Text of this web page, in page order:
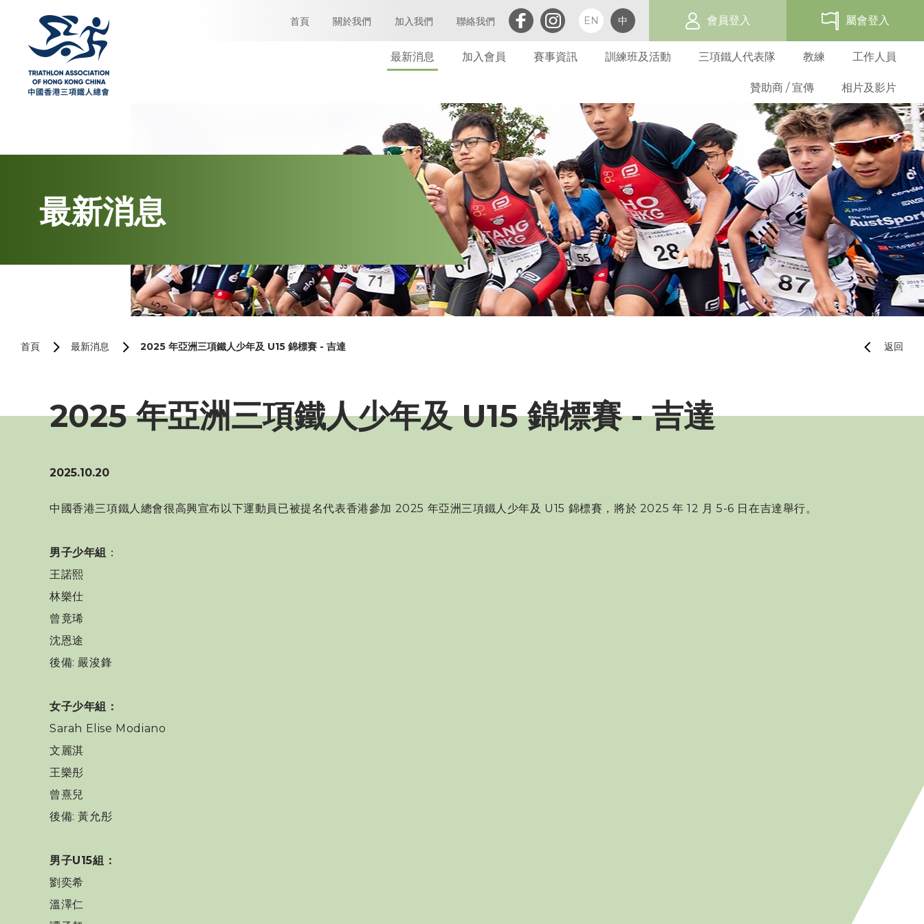
首頁 關於我們
定義及闡析
會員
委員會
委員會會議
財務
告示
其他
亞洲三項鐵人
財務報告(康文署體育資助計劃)
防止性騷擾政策及指引
保護兒童政策及指引
加入我們 聯絡我們 EN 中 會員登入 屬會登入
最新消息 加入會員
個人會員
會員福利
三項鐵人服裝
折扣優惠商
屬會註冊 屬會名單
義務及守則
屬會申請
表格下載
賽事資訊
賽事活動報名表
三項鐵人世界盃 - 香港
海外賽事活動
比賽成績
比賽規例
週年聯賽獎
比賽條款
訓練班及活動
過往三項鐵人發展活動
總會活動
學校活動
成人基層訓練班
青少年基層訓練班
青苗訓練
分齡組別訓練
屬會活動
屬會訓練班
屬會活動
三項鐵人代表隊
代表隊資格及架構
選拔準則
比賽選拔
基準測試
優秀運動員獎
港隊隊員
港隊潛質隊員
發展隊隊員
運動員獎勵計劃
教練
教練培訓班
三項鐵人教
教練進修課程
教練註冊
註冊教練名單
教練道德守則
表格下載
工作人員
贊助商 / 宣傳
贊助商
贊助方法
廣告機會
相片及影片
最新消息
首頁 最新消息 2025 年亞洲三項鐵人少年及 U15 錦標賽 - 吉達 返回
2025 年亞洲三項鐵人少年及 U15 錦標賽 - 吉達
2025.10.20
中國香港三項鐵人總會很高興宣布以下運動員已被提名代表香港參加 2025 年亞洲三項鐵人少年及 U15 錦標賽，將於 2025 年 12 月 5-6 日在吉達舉行。
男子少年組 ：
王諾熙
林樂仕
曾竟琋
沈恩途
後備: 嚴浚鋒
女子少年組 ：
Sarah Elise Modiano
文麗淇
王樂彤
曾熹兒
後備: 黃允彤
男子U15組：
劉奕希
溫澤仁